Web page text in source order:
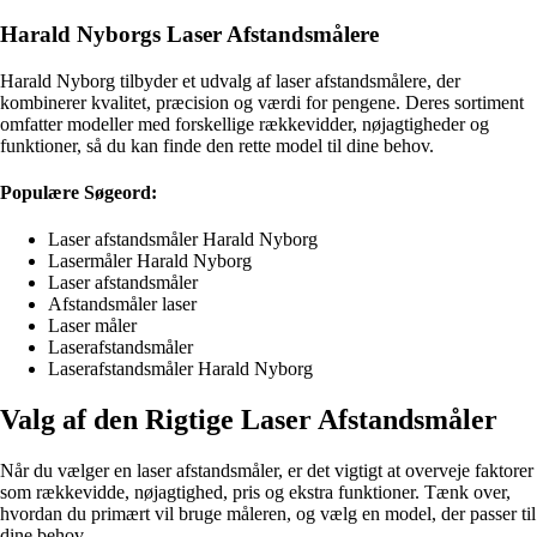
Harald Nyborgs Laser Afstandsmålere
Harald Nyborg tilbyder et udvalg af laser afstandsmålere, der
kombinerer kvalitet, præcision og værdi for pengene. Deres sortiment
omfatter modeller med forskellige rækkevidder, nøjagtigheder og
funktioner, så du kan finde den rette model til dine behov.
Populære Søgeord:
Laser afstandsmåler Harald Nyborg
Lasermåler Harald Nyborg
Laser afstandsmåler
Afstandsmåler laser
Laser måler
Laserafstandsmåler
Laserafstandsmåler Harald Nyborg
Valg af den Rigtige Laser Afstandsmåler
Når du vælger en laser afstandsmåler, er det vigtigt at overveje faktorer
som rækkevidde, nøjagtighed, pris og ekstra funktioner. Tænk over,
hvordan du primært vil bruge måleren, og vælg en model, der passer til